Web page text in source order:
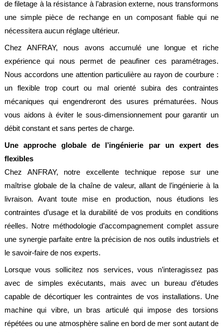
de filetage à la résistance à l’abrasion externe, nous transformons
une simple pièce de rechange en un composant fiable qui ne
nécessitera aucun réglage ultérieur.
Chez ANFRAY, nous avons accumulé une longue et riche
expérience qui nous permet de peaufiner ces paramétrages.
Nous accordons une attention particulière au rayon de courbure :
un flexible trop court ou mal orienté subira des contraintes
mécaniques qui engendreront des usures prématurées. Nous
vous aidons à éviter le sous-dimensionnement pour garantir un
débit constant et sans pertes de charge.
Une approche globale de l’ingénierie par un expert des
flexibles
Chez ANFRAY, notre excellente technique repose sur une
maîtrise globale de la chaîne de valeur, allant de l’ingénierie à la
livraison. Avant toute mise en production, nous étudions les
contraintes d’usage et la durabilité de vos produits en conditions
réelles. Notre méthodologie d’accompagnement complet assure
une synergie parfaite entre la précision de nos outils industriels et
le savoir-faire de nos experts.
Lorsque vous sollicitez nos services, vous n’interagissez pas
avec de simples exécutants, mais avec un bureau d’études
capable de décortiquer les contraintes de vos installations. Une
machine qui vibre, un bras articulé qui impose des torsions
répétées ou une atmosphère saline en bord de mer sont autant de